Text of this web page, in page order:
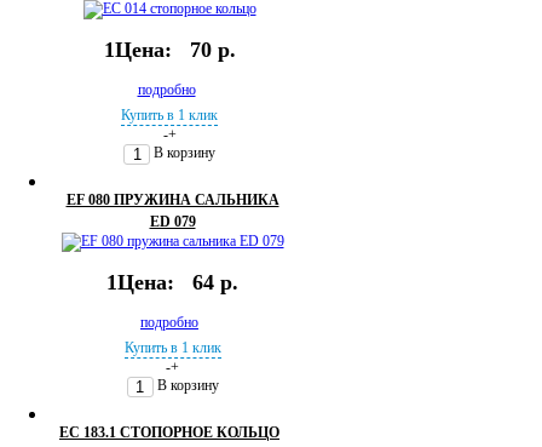
1Цена: 70 р.
подробно
Купить в 1 клик
-+
В корзину
EF 080 ПРУЖИНА САЛЬНИКА
ED 079
1Цена: 64 р.
подробно
Купить в 1 клик
-+
В корзину
EC 183.1 СТОПОРНОЕ КОЛЬЦО